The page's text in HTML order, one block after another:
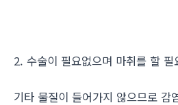
2. 수술이 필요없으며 마취를 할 필
기타 물질이 들어가지 않으므로 감